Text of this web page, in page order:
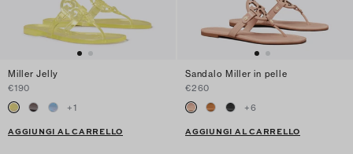
Miller Jelly
€190
+1
AGGIUNGI AL CARRELLO
Sandalo Miller in pelle
€260
+6
AGGIUNGI AL CARRELLO